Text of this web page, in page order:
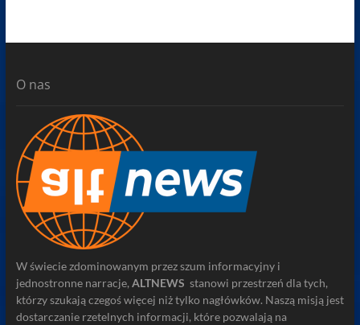
O nas
W świecie zdominowanym przez szum informacyjny i
jednostronne narracje, ALTNEWS stanowi przestrzeń dla tych,
którzy szukają czegoś więcej niż tylko nagłówków. Naszą misją jest
dostarczanie rzetelnych informacji, które pozwalają na